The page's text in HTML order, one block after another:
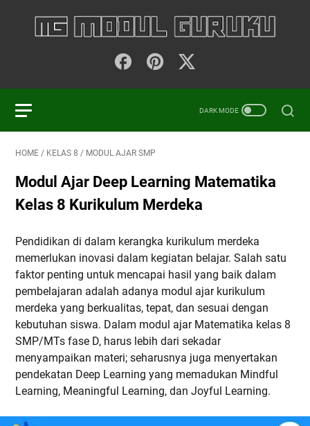
HOME / KELAS 8 / MODUL AJAR SMP
Modul Ajar Deep Learning Matematika
Kelas 8 Kurikulum Merdeka
Pendidikan di dalam kerangka kurikulum merdeka
memerlukan inovasi dalam kegiatan belajar. Salah satu
faktor penting untuk mencapai hasil yang baik dalam
pembelajaran adalah adanya modul ajar kurikulum
merdeka yang berkualitas, tepat, dan sesuai dengan
kebutuhan siswa. Dalam modul ajar Matematika kelas 8
SMP/MTs fase D, harus lebih dari sekadar
menyampaikan materi; seharusnya juga menyertakan
pendekatan Deep Learning yang memadukan Mindful
Learning, Meaningful Learning, dan Joyful Learning.